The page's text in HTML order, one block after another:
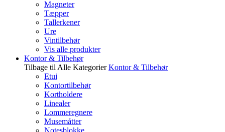
Magneter
Tæpper
Tallerkener
Ure
Vintilbehør
Vis alle produkter
Kontor & Tilbehør
Tilbage til Alle Kategorier Kontor & Tilbehør
Etui
Kontortilbehør
Kortholdere
Linealer
Lommeregnere
Musemåtter
Notesblokke